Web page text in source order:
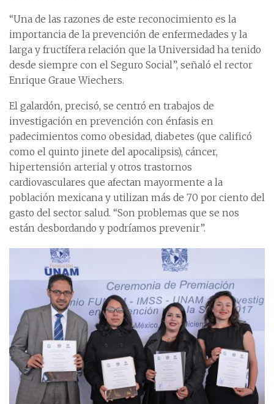
“Una de las razones de este reconocimiento es la
importancia de la prevención de enfermedades y la
larga y fructífera relación que la Universidad ha tenido
desde siempre con el Seguro Social”, señaló el rector
Enrique Graue Wiechers.
El galardón, precisó, se centró en trabajos de
investigación en prevención con énfasis en
padecimientos como obesidad, diabetes (que calificó
como el quinto jinete del apocalipsis), cáncer,
hipertensión arterial y otros trastornos
cardiovasculares que afectan mayormente a la
población mexicana y utilizan más de 70 por ciento del
gasto del sector salud. “Son problemas que se nos
están desbordando y podríamos prevenir”.